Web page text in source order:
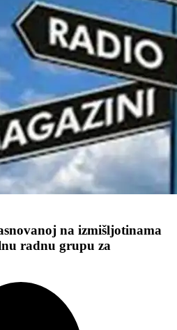
na izmišljotinama
radnu grupu za